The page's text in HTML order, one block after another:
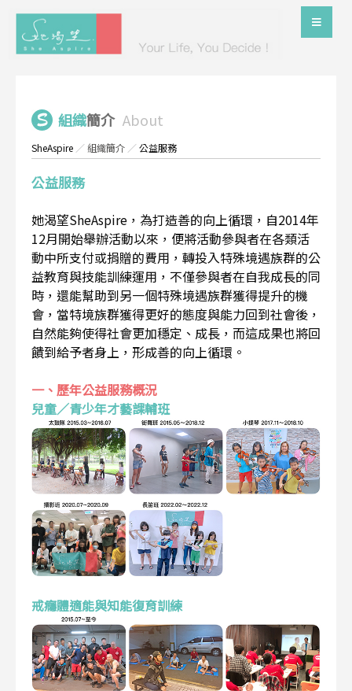
組織簡介 About
SheAspire ／組織簡介 ／公益服務
公益服務
她渴望SheAspire，為打造善的向上循環，自2014年
12月開始舉辦活動以來，便將活動參與者在各類活
動中所支付或捐贈的費用，轉投入特殊境遇族群的公
益教育與技能訓練運用，不僅參與者在自我成長的同
時，還能幫助到另一個特殊境遇族群獲得提升的機
會，當特境族群獲得更好的態度與能力回到社會後，
自然能夠使得社會更加穩定、成長，而這成果也將回
饋到給予者身上，形成善的向上循環。
一、歷年公益服務概況
兒童／青少年才藝課輔班
戒癮體適能與知能復育訓練